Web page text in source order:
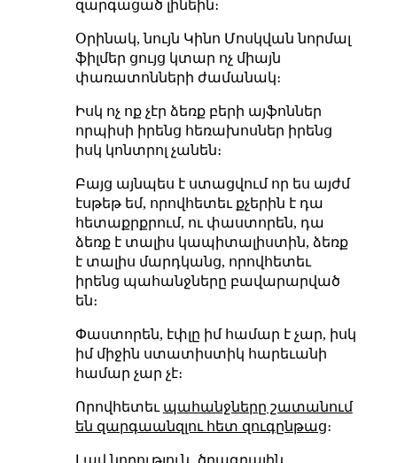
զարգացած լինեին։
Օրինակ, նույն Կինո Մոսկվան նորմալ
ֆիլմեր ցույց կտար ոչ միայն
փառատոնների ժամանակ։
Իսկ ոչ ոք չէր ձեռք բերի այֆոններ
որպիսի իրենց հեռախոսներ իրենց
իսկ կոնտրոլ չանեն։
Բայց այնպես է ստացվում որ ես այժմ
էսթեթ եմ, որովհետեւ քչերին է դա
հետաքրքրում, ու փաստորեն, դա
ձեռք է տալիս կապիտալիստին, ձեռք
է տալիս մարդկանց, որովհետեւ
իրենց պահանջները բավարարված
են։
Փաստորեն, էփլը իմ համար է չար, իսկ
իմ միջին ստատիստիկ հարեւանի
համար չար չէ։
Որովհետեւ պահանջները շատանում
են զարգաանզլու հետ զուգընթաց։
Լավ նորություն․ ծրագրային